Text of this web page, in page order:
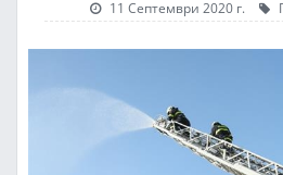
11 Септември 2020 г.